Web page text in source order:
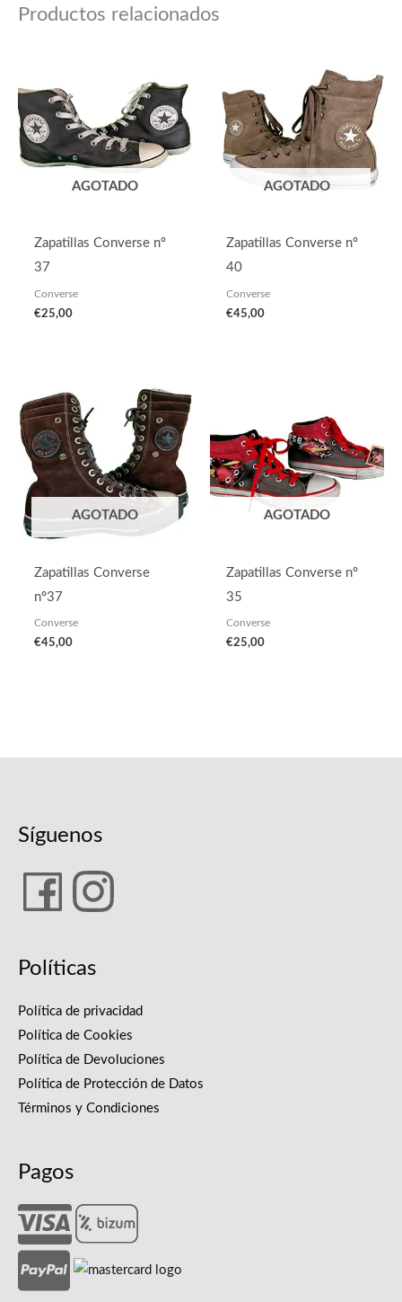
Productos relacionados
AGOTADO
Zapatillas Converse nº
37
Converse
€25,00
AGOTADO
Zapatillas Converse nº
40
Converse
€45,00
AGOTADO
Zapatillas Converse
nº37
Converse
€45,00
AGOTADO
Zapatillas Converse nº
35
Converse
€25,00
Síguenos
Políticas
Política de privacidad
Política de Cookies
Política de Devoluciones
Política de Protección de Datos
Términos y Condiciones
Pagos